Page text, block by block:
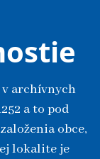
v archívnych
a to pod
obce,
lokalite je